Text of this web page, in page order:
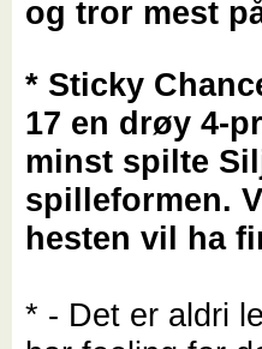
og tror mest
* Sticky
17 en drøy 4-
minst spilte
spilleformen.
hesten vil ha
* - Det er aldri